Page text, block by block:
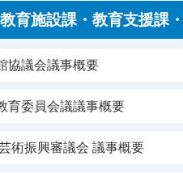
育施設課・教育支援課
協議会議事概要
育委員会議議事概要
術振興審議会 議事概要